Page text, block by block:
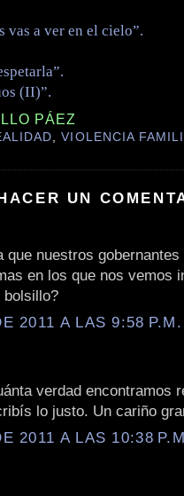
vas a ver en el cielo”.
(II)”.
PÁEZ
,VIOLENCIA
UN
que nuestros gobernantes
en los que nos vemos
bolsillo?
2011 A LAS 9:58 P.M.
verdad encontramos
lo justo. Un cariño
2011 A LAS 10:38